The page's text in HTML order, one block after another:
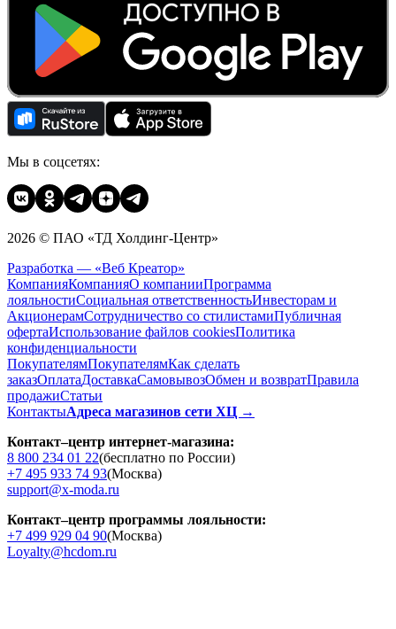
Мы в соцсетях:
2026 © ПАО «ТД Холдинг-Центр»
Разработка — «Веб Креатор»
КомпанияКомпанияО компанииПрограмма
лояльностиСоциальная ответственностьИнвесторам и
АкционерамСотрудничество со стилистамиПубличная
офертаИспользование файлов cookiesПолитика
конфиденциальности
ПокупателямПокупателямКак сделать
заказОплатаДоставкаCамовывозОбмен и возвратПравила
продажиСтатьи
КонтактыАдреса магазинов сети ХЦ →
Контакт–центр интернет-магазина:
8 800 234 01 22(бесплатно по России)
+7 495 933 74 93(Москва)
support@x-moda.ru
Контакт–центр программы лояльности:
+7 499 929 04 90(Москва)
Loyalty@hcdom.ru